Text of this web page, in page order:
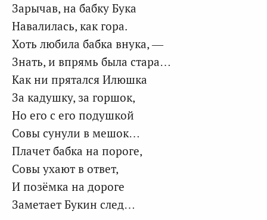
Зарычав, на бабку Бука
Навалилась, как гора.
Хоть любила бабка внука, —
Знать, и впрямь была стара…
Как ни прятался Илюшка
За кадушку, за горшок,
Но его с его подушкой
Совы сунули в мешок…
Плачет бабка на пороге,
Совы ухают в ответ,
И позёмка на дороге
Заметает Букин след…